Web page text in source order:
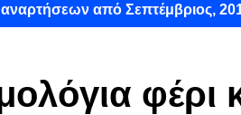
από Σεπτέμβριος,
φέρι